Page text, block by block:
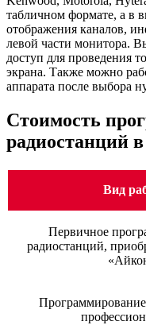
табличном формате, а в
отображения каналов,
левой части монитора.
доступ для проведения
экрана. Также можно
аппарата после выбора
Стоимость
радиостанций
Вид
Первичное
радиостанций,